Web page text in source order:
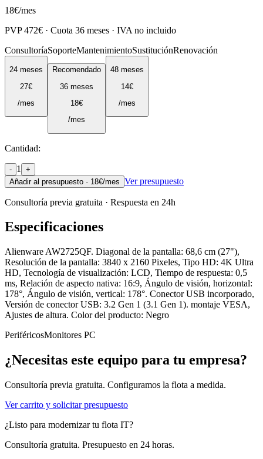
18€/mes
PVP472€ · Cuota 36 meses · IVA no incluido
ConsultoríaSoporteMantenimientoSustituciónRenovación
24 meses
27€
/mes
Recomendado
36 meses
18€
/mes
48 meses
14€
/mes
Cantidad:
- 1
+
Añadir al presupuesto · 18€/mes Ver presupuesto
Consultoría previa gratuita · Respuesta en 24h
Especificaciones
Alienware AW2725QF. Diagonal de la pantalla: 68,6 cm (27"),
Resolución de la pantalla: 3840 x 2160 Pixeles, Tipo HD: 4K Ultra
HD, Tecnología de visualización: LCD, Tiempo de respuesta: 0,5
ms, Relación de aspecto nativa: 16:9, Ángulo de visión, horizontal:
178°, Ángulo de visión, vertical: 178°. Conector USB incorporado,
Versión de conector USB: 3.2 Gen 1 (3.1 Gen 1). montaje VESA,
Ajustes de altura. Color del producto: Negro
PeriféricosMonitores PC
¿Necesitas este equipo para tu empresa?
Consultoría previa gratuita. Configuramos la flota a medida.
Ver carrito y solicitar presupuesto
¿Listo para modernizar tu flota IT?
Consultoría gratuita. Presupuesto en 24 horas.